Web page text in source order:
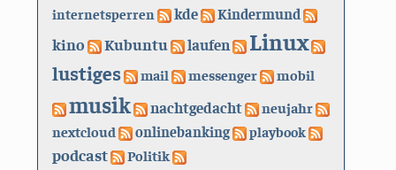
internetsperren kde Kindermund
kino Kubuntu laufen Linux
lustiges mail messenger mobil
musik nachtgedacht neujahr
nextcloud onlinebanking playbook
podcast Politik